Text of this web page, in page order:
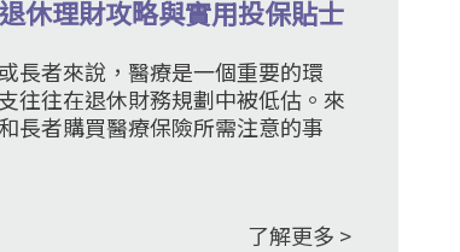
休理財攻略與實用投保貼士
長者來說，醫療是一個重要的環
往往在退休財務規劃中被低估。來
長者購買醫療保險所需注意的事
了解更多 >